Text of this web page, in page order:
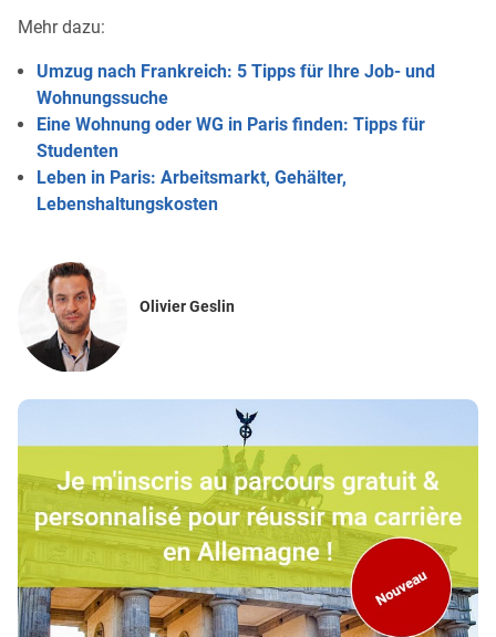
Mehr dazu:
Umzug nach Frankreich: 5 Tipps für Ihre Job- und
Wohnungssuche
Eine Wohnung oder WG in Paris finden: Tipps für
Studenten
Leben in Paris: Arbeitsmarkt, Gehälter,
Lebenshaltungskosten
Olivier Geslin